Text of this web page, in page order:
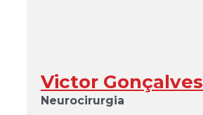
Victor Gonçalves
Neurocirurgia